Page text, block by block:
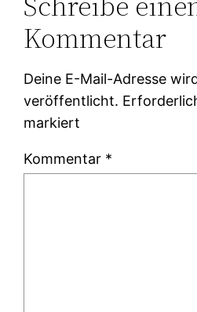
Kommentar
Deine E-Mail-Adresse
veröffentlicht.
markiert
Kommentar *